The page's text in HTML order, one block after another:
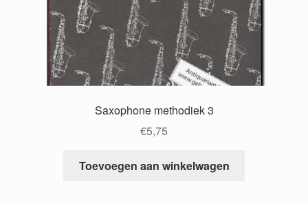
Saxophone methodiek 3
€5,75
Toevoegen aan winkelwagen